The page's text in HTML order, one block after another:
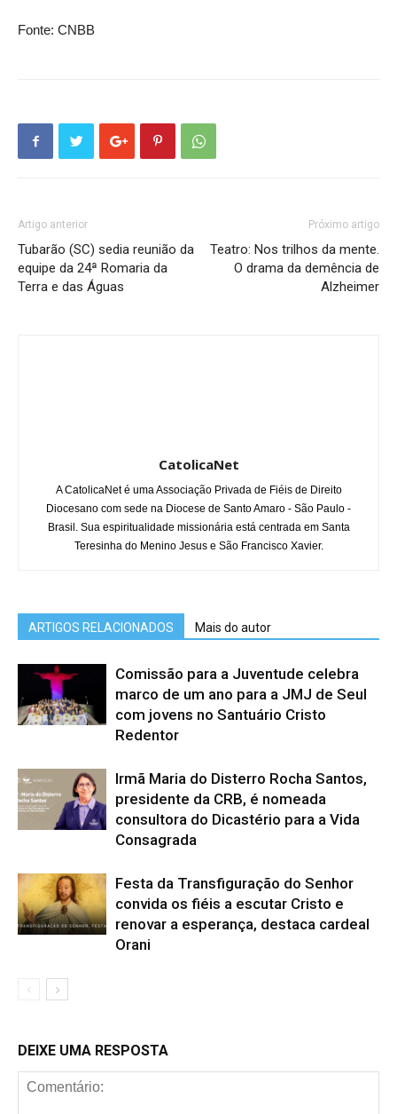
Fonte: CNBB
Artigo anterior
Tubarão (SC) sedia reunião da
equipe da 24ª Romaria da
Terra e das Águas
Próximo artigo
Teatro: Nos trilhos da mente.
O drama da demência de
Alzheimer
CatolicaNet
A CatolicaNet é uma Associação Privada de Fiéis de Direito
Diocesano com sede na Diocese de Santo Amaro - São Paulo -
Brasil. Sua espiritualidade missionária está centrada em Santa
Teresinha do Menino Jesus e São Francisco Xavier.
ARTIGOS RELACIONADOS Mais do autor
Comissão para a Juventude celebra
marco de um ano para a JMJ de Seul
com jovens no Santuário Cristo
Redentor
Irmã Maria do Disterro Rocha Santos,
presidente da CRB, é nomeada
consultora do Dicastério para a Vida
Consagrada
Festa da Transfiguração do Senhor
convida os fiéis a escutar Cristo e
renovar a esperança, destaca cardeal
Orani
DEIXE UMA RESPOSTA